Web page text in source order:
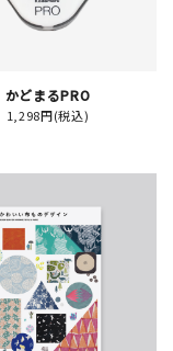
かどまるPRO
1,298円(税込)